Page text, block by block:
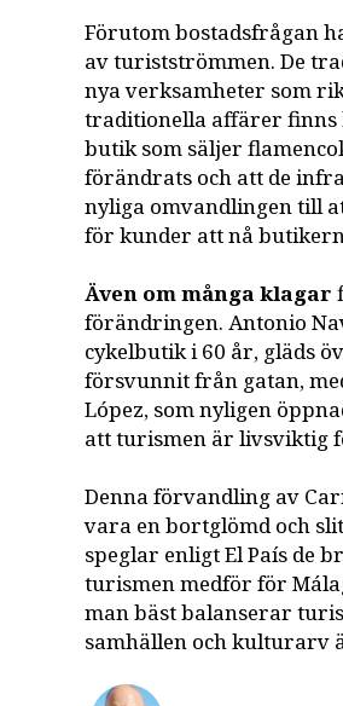
Förutom bostadsfrågan
av turistströmmen. De
nya verksamheter som
traditionella affärer finns
butik som säljer
förändrats och att de
nyliga omvandlingen till
för kunder att nå
Även om många klagar
förändringen. Antonio
cykelbutik i 60 år, gläds
försvunnit från gatan,
López, som nyligen
att turismen är livsviktig
Denna förvandling av
vara en bortglömd och
speglar enligt El País de
turismen medför för
man bäst balanserar
samhällen och kulturarv